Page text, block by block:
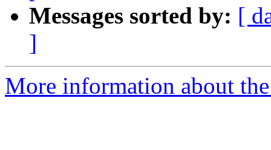
Messages sorted by: [
]
More information about